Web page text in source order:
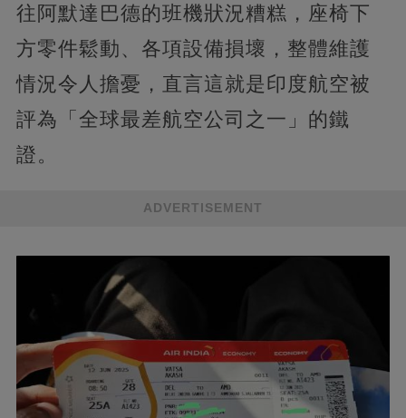
往阿默達巴德的班機狀況糟糕，座椅下
方零件鬆動、各項設備損壞，整體維護
情況令人擔憂，直言這就是印度航空被
評為「全球最差航空公司之一」的鐵
證。
ADVERTISEMENT